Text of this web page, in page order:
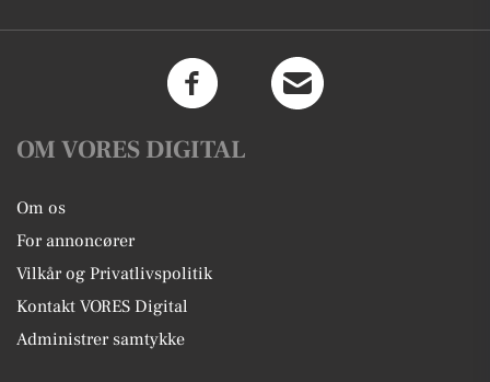
OM VORES DIGITAL
Om os
For annoncører
Vilkår og Privatlivspolitik
Kontakt VORES Digital
Administrer samtykke